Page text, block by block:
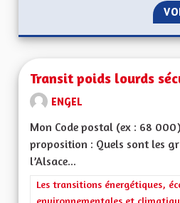
Transit poids lourds
ENGEL
Mon Code postal (ex : 68
proposition : Quels sont les
l’Alsace...
Filtrer les résultats de la
Les transitions énergétiques,